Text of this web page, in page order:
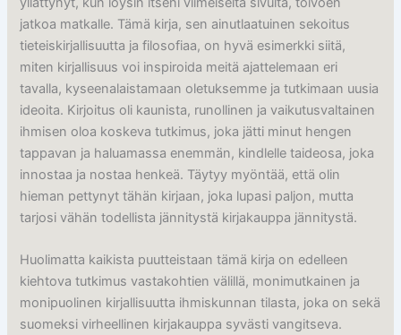
jatkoa matkalle. Tämä kirja, sen ainutlaatuinen sekoitus
tieteiskirjallisuutta ja filosofiaa, on hyvä esimerkki siitä,
miten kirjallisuus voi inspiroida meitä ajattelemaan eri
tavalla, kyseenalaistamaan oletuksemme ja tutkimaan uusia
ideoita. Kirjoitus oli kaunista, runollinen ja vaikutusvaltainen
ihmisen oloa koskeva tutkimus, joka jätti minut hengen
tappavan ja haluamassa enemmän, kindlelle taideosa, joka
innostaa ja nostaa henkeä. Täytyy myöntää, että olin
hieman pettynyt tähän kirjaan, joka lupasi paljon, mutta
tarjosi vähän todellista jännitystä kirjakauppa jännitystä.
Huolimatta kaikista puutteistaan tämä kirja on edelleen
kiehtova tutkimus vastakohtien välillä, monimutkainen ja
monipuolinen kirjallisuutta ihmiskunnan tilasta, joka on sekä
suomeksi virheellinen kirjakauppa syvästi vangitseva.